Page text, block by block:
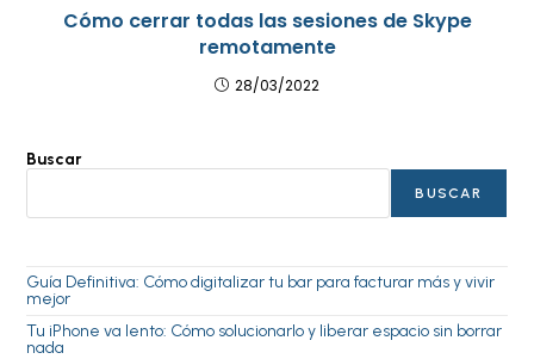
Cómo cerrar todas las sesiones de Skype
remotamente
28/03/2022
Buscar
BUSCAR
Guía Definitiva: Cómo digitalizar tu bar para facturar más y vivir
mejor
Tu iPhone va lento: Cómo solucionarlo y liberar espacio sin borrar
nada